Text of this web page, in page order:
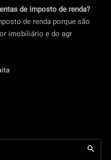
de imposto de renda?
de renda porque são
imobiliário e do agr